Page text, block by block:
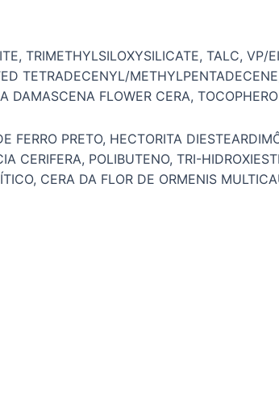
TRIMETHYLSILOXYSILICATE, TALC, VP/
TETRADECENYL/
DAMASCENA FLOWER CERA,
PRETO, HECTORITA
CERIFERA, POLIBUTENO, TRI-
CERA DA FLOR DE ORMENIS